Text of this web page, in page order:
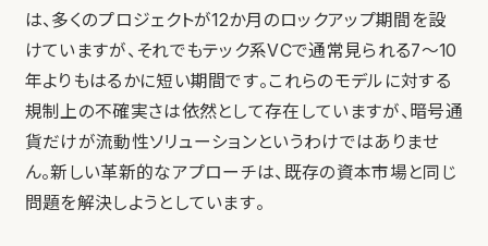
は、多くのプロジェクトが12か月のロックアップ期間を設
けていますが、それでもテック系VCで通常見られる7〜10
年よりもはるかに短い期間です。これらのモデルに対する
規制上の不確実さは依然として存在していますが、暗号通
貨だけが流動性ソリューションというわけではありませ
ん。新しい革新的なアプローチは、既存の資本市場と同じ
問題を解決しようとしています。